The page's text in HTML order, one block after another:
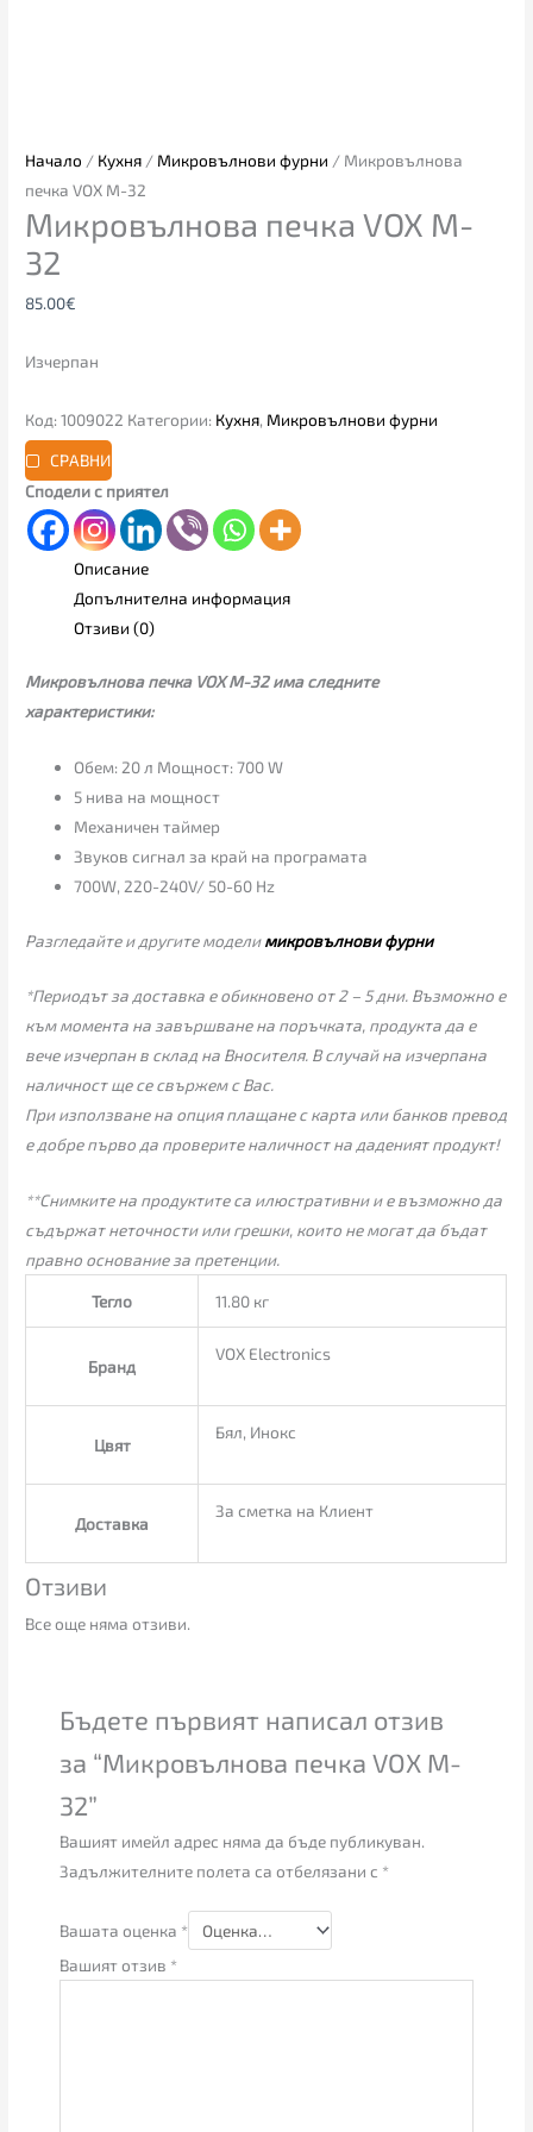
Начало / Кухня / Микровълнови фурни / Микровълнова
печка VOX M-32
Микровълнова печка VOX M-
32
85.00€
Изчерпан
Код:1009022 Категории: Кухня, Микровълнови фурни
СРАВНИ
Сподели с приятел
Описание
Допълнителна информация
Отзиви (0)
Микровълнова печка VOX M-32 има следните
характеристики:
Обем: 20 л Мощност: 700 W
5 нива на мощност
Механичен таймер
Звуков сигнал за край на програмата
700W, 220-240V/ 50-60 Hz
Разгледайте и другите моделимикровълнови фурни
*Периодът за доставка е обикновено от 2 – 5 дни. Възможно е
към момента на завършване на поръчката, продукта да е
вече изчерпан в склад на Вносителя. В случай на изчерпана
наличност ще се свържем с Вас.
При използване на опция плащане с карта или банков превод
е добре първо да проверите наличност на даденият продукт!
**Снимките на продуктите са илюстративни и е възможно да
съдържат неточности или грешки, които не могат да бъдат
правно основание за претенции.
Тегло 11.80 кг
Бранд
VOX Electronics
Цвят
Бял, Инокс
Доставка
За сметка на Клиент
Отзиви
Все още няма отзиви.
Бъдете първият написал отзив
за “Микровълнова печка VOX M-
32”
Вашият имейл адрес няма да бъде публикуван.
Задължителните полета са отбелязани с *
Вашата оценка *
Вашият отзив *